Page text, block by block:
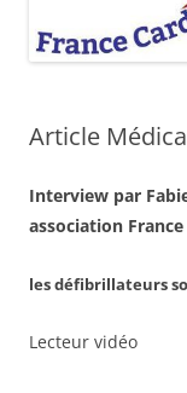
Article
Interview par
association
les défibrillateurs
Lecteur vidéo